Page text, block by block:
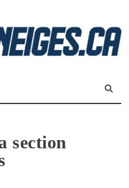
section